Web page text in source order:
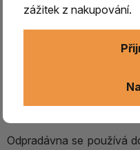
Odpradávna se používá
zážitek z nakupování.